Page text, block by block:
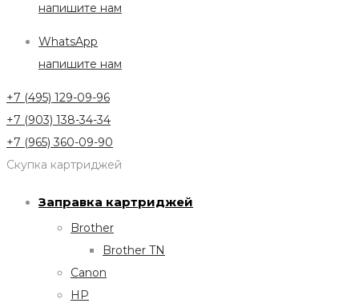
напишите нам
WhatsApp
напишите нам
+7 (495) 129-09-96
+7 (903) 138-34-34
+7 (965) 360-09-90
Скупка картриджей
Заправка картриджей
Brother
Brother TN
Canon
HP